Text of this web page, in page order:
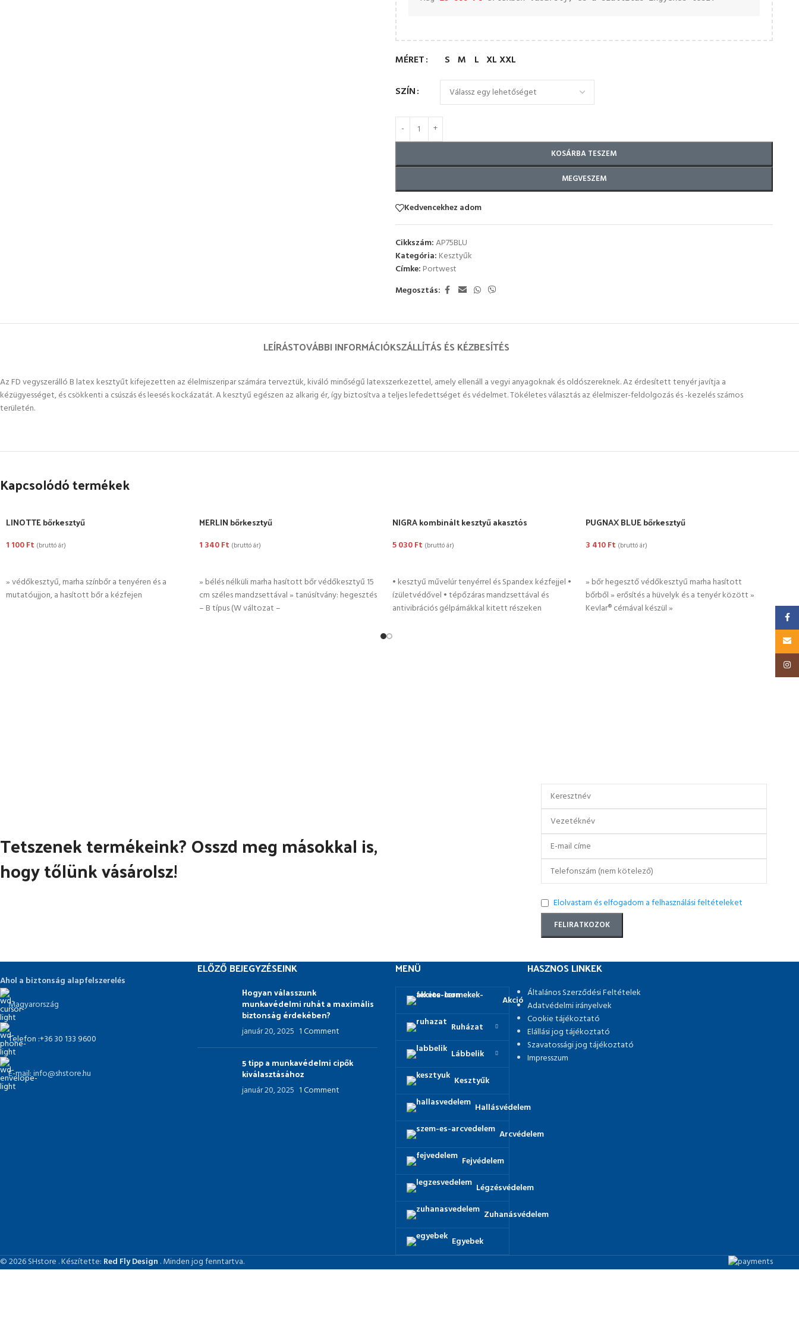
MÉRET S M L XLXXL
SZÍN
KOSÁRBA TESZEM
MEGVESZEM
Kedvencekhez adom
Cikkszám:AP75BLU
Kategória: Kesztyűk
Címke: Portwest
Megosztás:
LEÍRÁSTOVÁBBI INFORMÁCIÓKSZÁLLÍTÁS ÉS KÉZBESÍTÉS
Az FD vegyszerálló B latex kesztyűt kifejezetten az élelmiszeripar számára terveztük, kiváló minőségű latexszerkezettel, amely ellenáll a vegyi anyagoknak és oldószereknek. Az érdesített tenyér javítja a
kézügyességet, és csökkenti a csúszás és leesés kockázatát. A kesztyű egészen az alkarig ér, így biztosítva a teljes lefedettséget és védelmet. Tökéletes választás az élelmiszer-feldolgozás és -kezelés számos
területén.
Kapcsolódó termékek
LINOTTE bőrkesztyű
1 100Ft (bruttó ár)
» védőkesztyű, marha színbőr a tenyéren és a
mutatóujjon, a hasított bőr a kézfejen
MERLIN bőrkesztyű
1 340Ft (bruttó ár)
» bélés nélküli marha hasított bőr védőkesztyű 15
cm széles mandzsettával » tanúsítvány: hegesztés
– B típus (W változat –
NIGRA kombinált kesztyű akasztós
5 030Ft (bruttó ár)
• kesztyű művelúr tenyérrel és Spandex kézfejjel •
ízületvédővel • tépőzáras mandzsettával és
antivibrációs gélpárnákkal kitett részeken
PUGNAX BLUE bőrkesztyű
3 410Ft (bruttó ár)
» bőr hegesztő védőkesztyű marha hasított
bőrből » erősítés a hüvelyk és a tenyér között »
Kevlar® cérnával készül »
Tetszenek termékeink? Osszd meg másokkal is,
hogy tőlünk vásárolsz!
Elolvastam és elfogadom a felhasználási feltételeket
Ahol a biztonság alapfelszerelés
Magyarország
Telefon :+36 30 133 9600
E-mail: info@shstore.hu
ELŐZŐ BEJEGYZÉSEINK
Hogyan válasszunk
munkavédelmi ruhát a maximális
biztonság érdekében?
január 20, 2025 1 Comment
5 tipp a munkavédelmi cipők
kiválasztásához
január 20, 2025 1 Comment
MENÜ
Akció
Ruházat
Lábbelik
Kesztyűk
Hallásvédelem
Arcvédelem
Fejvédelem
Légzésvédelem
Zuhanásvédelem
Egyebek
HASZNOS LINKEK
Általános Szerződési Feltételek
Adatvédelmi irányelvek
Cookie tájékoztató
Elállási jog tájékoztató
Szavatossági jog tájékoztató
Impresszum
© 2026 SHstore . Készítette: Red Fly Design . Minden jog fenntartva.
Email